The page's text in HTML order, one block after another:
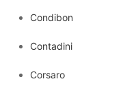
Condibon
Contadini
Corsaro